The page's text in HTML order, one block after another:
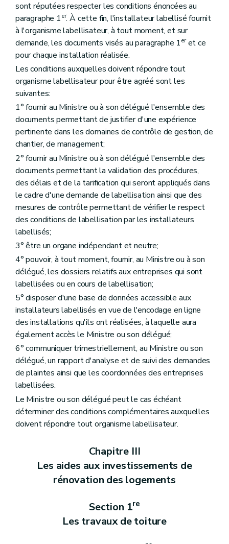
sont réputées respecter les conditions énoncées au
paragraphe 1er. À cette fin, l'installateur labellisé fournit
à l'organisme labellisateur, à tout moment, et sur
demande, les documents visés au paragraphe 1eret ce
pour chaque installation réalisée.
Les conditions auxquelles doivent répondre tout
organisme labellisateur pour être agréé sont les
suivantes:
1° fournir au Ministre ou à son délégué l'ensemble des
documents permettant de justifier d'une expérience
pertinente dans les domaines de contrôle de gestion, de
chantier, de management;
2° fournir au Ministre ou à son délégué l'ensemble des
documents permettant la validation des procédures,
des délais et de la tarification qui seront appliqués dans
le cadre d'une demande de labellisation ainsi que des
mesures de contrôle permettant de vérifier le respect
des conditions de labellisation par les installateurs
labellisés;
3° être un organe indépendant et neutre;
4° pouvoir, à tout moment, fournir, au Ministre ou à son
délégué, les dossiers relatifs aux entreprises qui sont
labellisées ou en cours de labellisation;
5° disposer d'une base de données accessible aux
installateurs labellisés en vue de l'encodage en ligne
des installations qu'ils ont réalisées, à laquelle aura
également accès le Ministre ou son délégué;
6° communiquer trimestriellement, au Ministre ou son
délégué, un rapport d'analyse et de suivi des demandes
de plaintes ainsi que les coordonnées des entreprises
labellisées.
Le Ministre ou son délégué peut le cas échéant
déterminer des conditions complémentaires auxquelles
doivent répondre tout organisme labellisateur.
Chapitre III
Les aides aux investissements de
rénovation des logements
Section 1re
Les travaux de toiture